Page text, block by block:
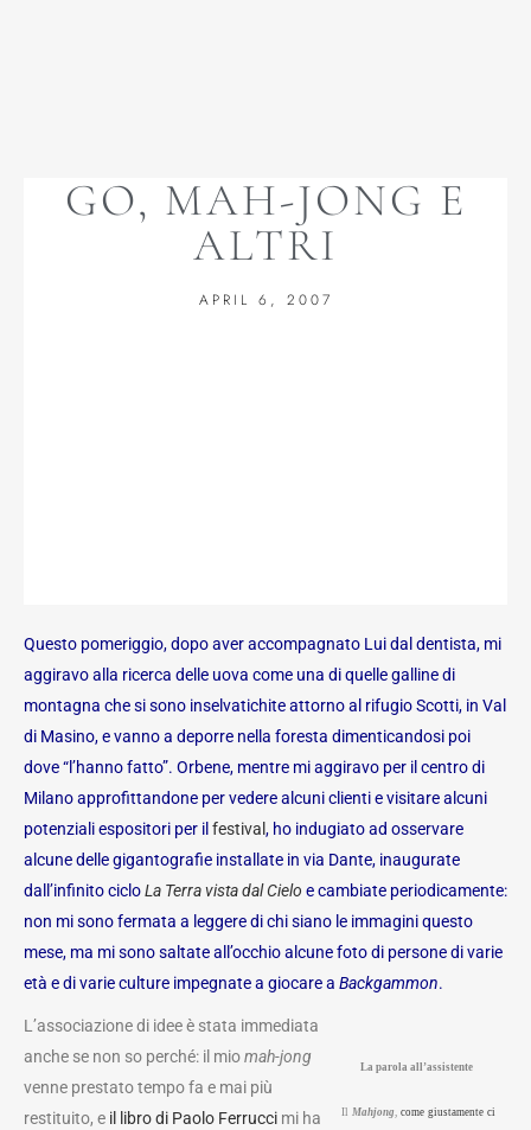
GO, MAH-JONG E
ALTRI
APRIL 6, 2007
Questo pomeriggio, dopo aver accompagnato Lui dal dentista, mi
aggiravo alla ricerca delle uova come una di quelle galline di
montagna che si sono inselvatichite attorno al rifugio Scotti, in Val
di Masino, e vanno a deporre nella foresta dimenticandosi poi
dove “l’hanno fatto”. Orbene, mentre mi aggiravo per il centro di
Milano approfittandone per vedere alcuni clienti e visitare alcuni
potenziali espositori per il festival , ho indugiato ad osservare
alcune delle gigantografie installate in via Dante, inaugurate
dall’infinito cicloLa Terra vista dal Cielo e cambiate periodicamente:
non mi sono fermata a leggere di chi siano le immagini questo
mese, ma mi sono saltate all’occhio alcune foto di persone di varie
età e di varie culture impegnate a giocare a Backgammon.
La parola all’assistente
Il Mahjong, come giustamente ci
L’associazione di idee è stata immediata
anche se non so perché: il miomah-jong
venne prestato tempo fa e mai più
restituito, e il libro di Paolo Ferrucci mi ha